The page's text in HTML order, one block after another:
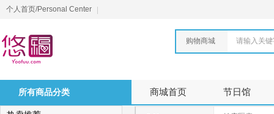
个人首页/Personal Center
购物商城 请输入关
所有商品分类 商城首页 节日馆